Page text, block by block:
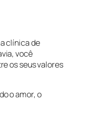
clínica de
você
os seus valores
o amor, o